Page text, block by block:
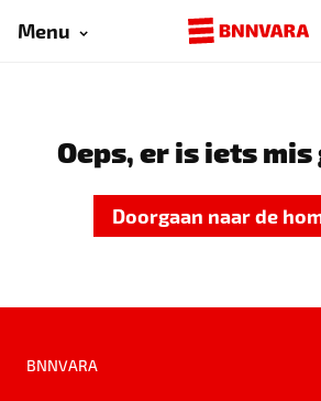
Menu
Oeps, er is iets mis
Doorgaan naar de
BNNVARA